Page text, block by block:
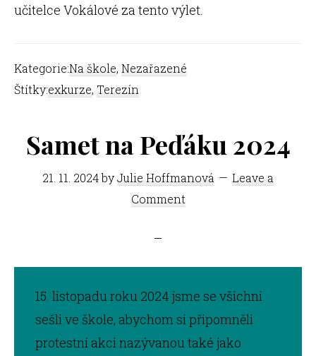
učitelce Vokálové za tento výlet.
Kategorie:Na škole, Nezařazené
Štítky:exkurze, Terezín
Samet na Peďáku 2024
21. 11. 2024byJulie Hoffmanová
Leave a
Comment
15. listopadu roku 2024 jsme se všichni
sešli ve škole, abychom si připomněli
protestní akci nazývanou také jako